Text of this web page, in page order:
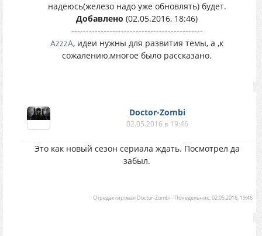
надеюсь(железо надо уже обновлять) будет.
Добавлено (02.05.2016, 18:46)
---------------------------------------------
AzzzA, идеи нужны для развития темы, а ,к
сожалению,многое было рассказано.
Doctor-Zombi
02.05.2016 в 19:46
Это как новый сезон сериала ждать. Посмотрел да
забыл.
Отредактировал Doctor-Zombi- Понедельник, 02.05.2016, 19:46